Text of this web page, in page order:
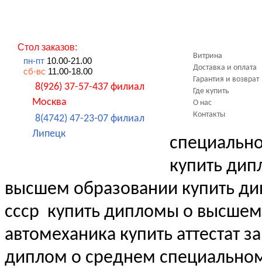
Стол заказов:
пн-пт 10.00-21.00
сб-вс 11.00-18.00
8(926) 37-57-437 филиал
Москва
8(4742) 47-23-07 филиал
Липецк
Витрина
Доставка и оплата
Гарантия и возврат
Где купить
О нас
Контакты
купить
высшем образовании купить
ссср купить дипломы о
автомеханика купить аттестат
диплом о среднем